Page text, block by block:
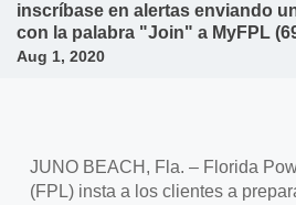
inscríbase en alertas enviando
con la palabra "Join" a MyFPL
Aug 1, 2020
JUNO BEACH, Fla. – Florida
(FPL) insta a los clientes a